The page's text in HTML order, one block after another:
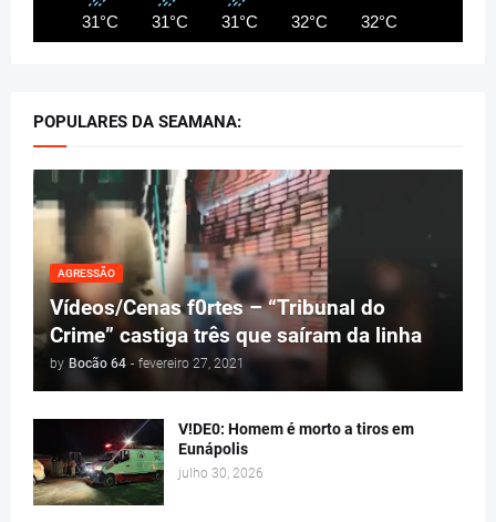
31°C 31°C 31°C 32°C 32°C
POPULARES DA SEAMANA:
AGRESSÃO
Vídeos/Cenas f0rtes – “Tribunal do
Crime” castiga três que saíram da linha
by Bocão 64 - fevereiro 27, 2021
V!DE0: Homem é morto a tiros em
Eunápolis
julho 30, 2026